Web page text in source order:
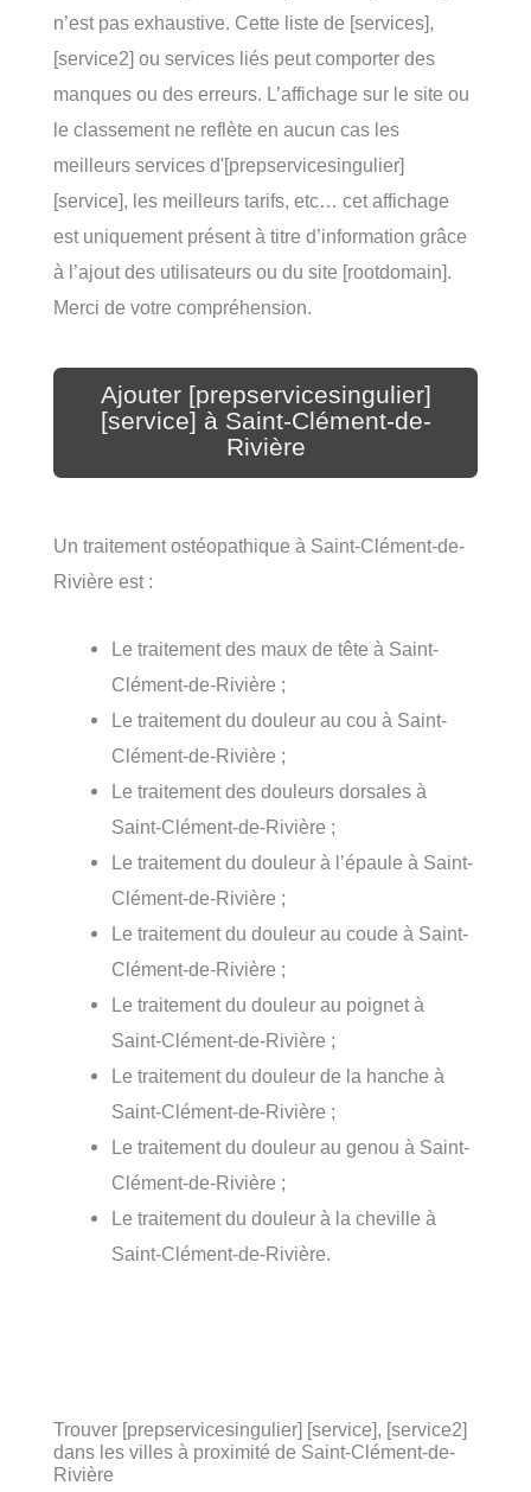
n’est pas exhaustive. Cette liste de [services],
[service2] ou services liés peut comporter des
manques ou des erreurs. L’affichage sur le site ou
le classement ne reflète en aucun cas les
meilleurs services d'[prepservicesingulier]
[service], les meilleurs tarifs, etc… cet affichage
est uniquement présent à titre d’information grâce
à l’ajout des utilisateurs ou du site [rootdomain].
Merci de votre compréhension.
Ajouter [prepservicesingulier]
[service] à Saint-Clément-de-
Rivière
Un traitement ostéopathique à Saint-Clément-de-
Rivière est :
Le traitement des maux de tête à Saint-
Clément-de-Rivière ;
Le traitement du douleur au cou à Saint-
Clément-de-Rivière ;
Le traitement des douleurs dorsales à
Saint-Clément-de-Rivière ;
Le traitement du douleur à l’épaule à Saint-
Clément-de-Rivière ;
Le traitement du douleur au coude à Saint-
Clément-de-Rivière ;
Le traitement du douleur au poignet à
Saint-Clément-de-Rivière ;
Le traitement du douleur de la hanche à
Saint-Clément-de-Rivière ;
Le traitement du douleur au genou à Saint-
Clément-de-Rivière ;
Le traitement du douleur à la cheville à
Saint-Clément-de-Rivière.
Trouver [prepservicesingulier] [service], [service2]
dans les villes à proximité de Saint-Clément-de-
Rivière